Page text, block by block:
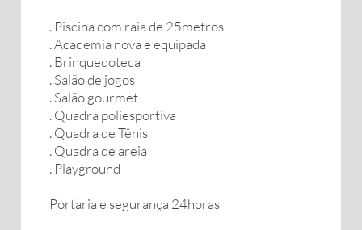
. Piscina com raia de 25metros
. Academia nova e equipada
. Brinquedoteca
. Salão de jogos
. Salão gourmet
. Quadra poliesportiva
. Quadra de Tênis
. Quadra de areia
. Playground
Portaria e segurança 24horas